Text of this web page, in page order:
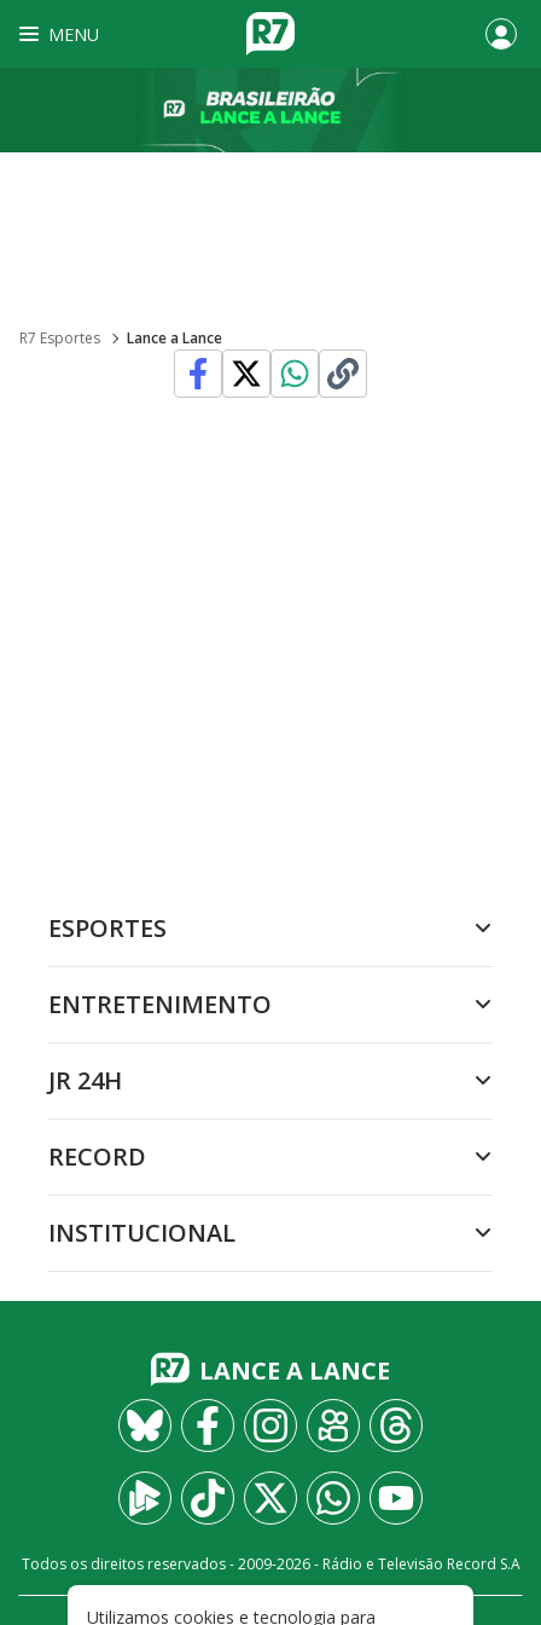
MENU
R7 Esportes Lance a Lance
ESPORTES
ENTRETENIMENTO
JR 24H
RECORD
INSTITUCIONAL
LANCE A LANCE
Todos os direitos reservados - 2009-2026- Rádio e Televisão Record S.A
Utilizamos cookies e tecnologia para